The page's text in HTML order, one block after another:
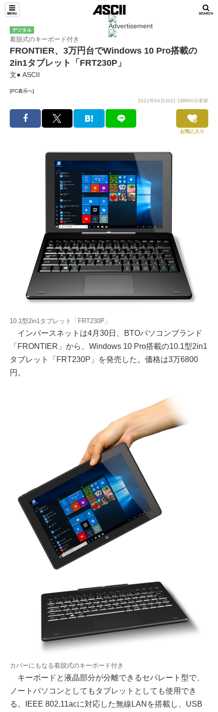
デジタル
着脱式のキーボード付き
FRONTIER、3万円台でWindows 10 Pro搭載の
2in1タブレット「FRT230P」
文● ASCII
[PC表示へ]
2021年04月30日 19時00分更新
お気に入り
10.1型2in1タブレット「FRT230P」
インバースネットは4月30日、BTOパソコンブランド
「FRONTIER」から、Windows 10 Pro搭載の10.1型2in1
タブレット「FRT230P」を発売した。価格は3万6800
円。
カバーにもなる着脱式のキーボード付き
キーボードと液晶部分が分離できるセパレート型で、
ノートパソコンとしてもタブレットとしても使用でき
る。IEEE 802.11acに対応した無線LANを搭載し、USB